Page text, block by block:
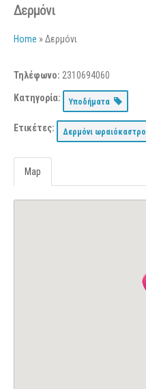
Δερμόνι
Home »Δερμόνι
Τηλέφωνο: 2310694060
Κατηγορία: Υποδήματα
Ετικέτες: Δερμόνι ωραιόκαστρο
Map